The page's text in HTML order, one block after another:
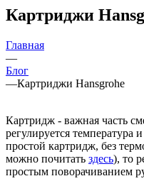
Картриджи
Главная
—
Блог
—Картриджи Hansgrohe
Картридж - важная часть
регулируется температура
простой картридж, без
можно почитать здесь), то
простым поворачиванием